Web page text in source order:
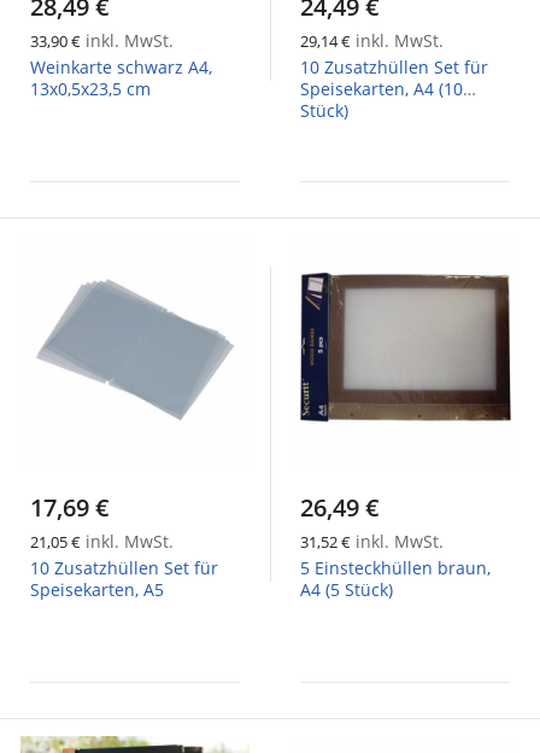
28,49 €
33,90 € inkl. MwSt.
Weinkarte schwarz A4,
13x0,5x23,5 cm
24,49 €
29,14 € inkl. MwSt.
10 Zusatzhüllen Set für
Speisekarten, A4 (10
Stück)
17,69 €
21,05 € inkl. MwSt.
10 Zusatzhüllen Set für
Speisekarten, A5
26,49 €
31,52 € inkl. MwSt.
5 Einsteckhüllen braun,
A4 (5 Stück)